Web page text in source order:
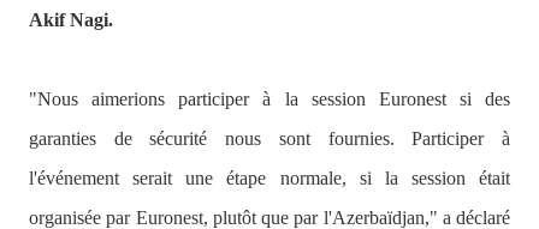
Akif Nagi.
"Nous aimerions participer à la session Euronest si des
garanties de sécurité nous sont fournies. Participer à
l'événement serait une étape normale, si la session était
organisée par Euronest, plutôt que par l'Azerbaïdjan," a déclaré